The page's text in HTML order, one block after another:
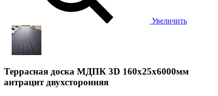
Увеличить
Террасная доска МДПК 3D 160x25х6000мм
антрацит двухсторонняя